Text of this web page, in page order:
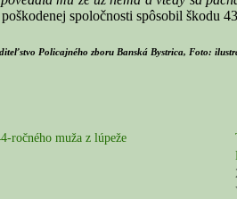
spoločnosti spôsobil škodu
Policajného zboru Banská Bystrica, Foto:
ročného muža z lúpeže